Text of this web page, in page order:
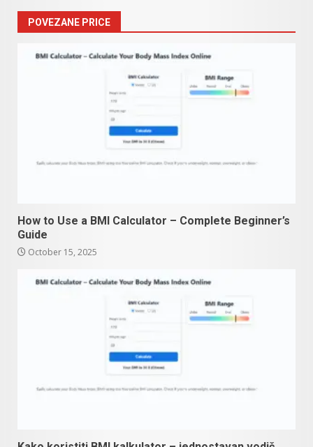
POVEZANE PRICE
How to Use a BMI Calculator – Complete Beginner’s
Guide
October 15, 2025